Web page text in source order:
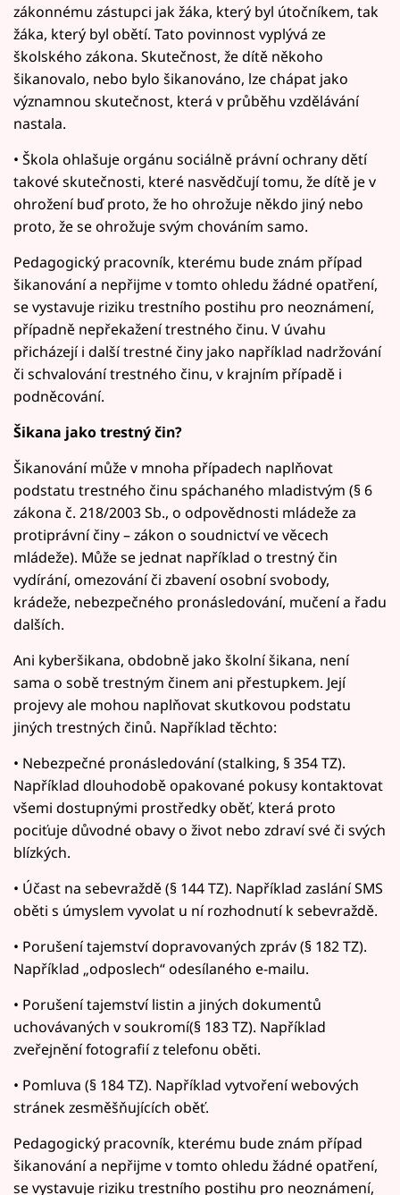
zákonnému zástupci jak žáka, který byl útočníkem, tak
žáka, který byl obětí. Tato povinnost vyplývá ze
školského zákona. Skutečnost, že dítě někoho
šikanovalo, nebo bylo šikanováno, lze chápat jako
významnou skutečnost, která v průběhu vzdělávání
nastala.
• Škola ohlašuje orgánu sociálně právní ochrany dětí
takové skutečnosti, které nasvědčují tomu, že dítě je v
ohrožení buď proto, že ho ohrožuje někdo jiný nebo
proto, že se ohrožuje svým chováním samo.
Pedagogický pracovník, kterému bude znám případ
šikanování a nepřijme v tomto ohledu žádné opatření,
se vystavuje riziku trestního postihu pro neoznámení,
případně nepřekažení trestného činu. V úvahu
přicházejí i další trestné činy jako například nadržování
či schvalování trestného činu, v krajním případě i
podněcování.
Šikana jako trestný čin?
Šikanování může v mnoha případech naplňovat
podstatu trestného činu spáchaného mladistvým (§ 6
zákona č. 218/2003 Sb., o odpovědnosti mládeže za
protiprávní činy – zákon o soudnictví ve věcech
mládeže). Může se jednat například o trestný čin
vydírání, omezování či zbavení osobní svobody,
krádeže, nebezpečného pronásledování, mučení a řadu
dalších.
Ani kyberšikana, obdobně jako školní šikana, není
sama o sobě trestným činem ani přestupkem. Její
projevy ale mohou naplňovat skutkovou podstatu
jiných trestných činů. Například těchto:
• Nebezpečné pronásledování (stalking, § 354 TZ).
Například dlouhodobě opakované pokusy kontaktovat
všemi dostupnými prostředky oběť, která proto
pociťuje důvodné obavy o život nebo zdraví své či svých
blízkých.
• Účast na sebevraždě (§ 144 TZ). Například zaslání SMS
oběti s úmyslem vyvolat u ní rozhodnutí k sebevraždě.
• Porušení tajemství dopravovaných zpráv (§ 182 TZ).
Například „odposlech“ odesílaného e-mailu.
• Porušení tajemství listin a jiných dokumentů
uchovávaných v soukromí(§ 183 TZ). Například
zveřejnění fotografií z telefonu oběti.
• Pomluva (§ 184 TZ). Například vytvoření webových
stránek zesměšňujících oběť.
Pedagogický pracovník, kterému bude znám případ
šikanování a nepřijme v tomto ohledu žádné opatření,
se vystavuje riziku trestního postihu pro neoznámení,